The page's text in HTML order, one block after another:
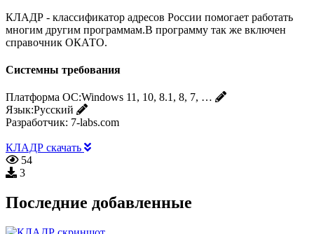
КЛАДР - классификатор адресов России помогает работать
многим другим программам.В программу так же включен
справочник ОКАТО.
Системны требования
Платформа ОС:Windows 11, 10, 8.1, 8, 7, …
Язык:Русский
Разработчик: 7-labs.com
КЛАДР скачать
54
3
Последние добавленные